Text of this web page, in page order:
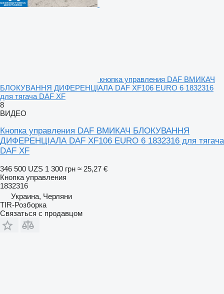
кнопка управления DAF ВМИКАЧ
БЛОКУВАННЯ ДИФЕРЕНЦІАЛА DAF XF106 EURO 6 1832316
для тягача DAF XF
8
ВИДЕО
Кнопка управления DAF ВМИКАЧ БЛОКУВАННЯ
ДИФЕРЕНЦІАЛА DAF XF106 EURO 6 1832316 для тягача
DAF XF
346 500 UZS 1 300 грн ≈ 25,27 €
Кнопка управления
1832316
Украина, Черляни
TIR-Розборка
Связаться с продавцом